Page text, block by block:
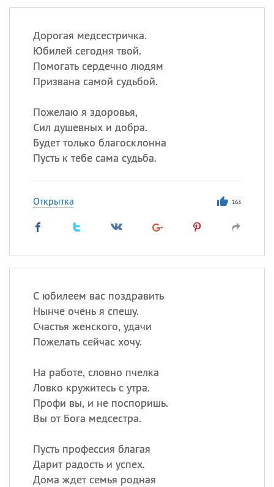
Дорогая медсестричка.
Юбилей сегодня твой.
Помогать сердечно людям
Призвана самой судьбой.
Пожелаю я здоровья,
Сил душевных и добра.
Будет только благосклонна
Пусть к тебе сама судьба.
Открытка 163
С юбилеем вас поздравить
Нынче очень я спешу.
Счастья женского, удачи
Пожелать сейчас хочу.
На работе, словно пчелка
Ловко кружитесь с утра.
Профи вы, и не поспоришь.
Вы от Бога медсестра.
Пусть профессия благая
Дарит радость и успех.
Дома ждет семья родная